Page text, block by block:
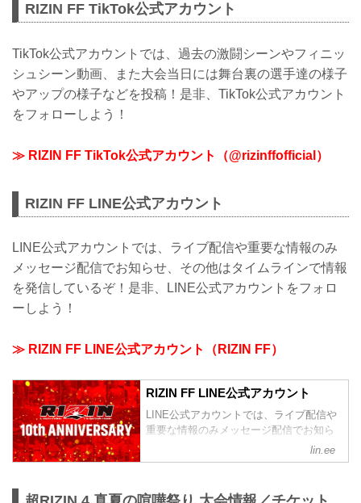
RIZIN FF TikTok公式アカウント
TikTok公式アカウントでは、過去の激闘シーンやフィニッ
シュシーン動画、また大会当日には舞台裏の選手達の様子
やアップの様子などを投稿！是非、TikTok公式アカウント
をフォローしよう！
≫ RIZIN FF TikTok公式アカウント（@rizinffofficial）
RIZIN FF LINE公式アカウント
LINE公式アカウントでは、ライブ配信や重要な情報のみ
メッセージ配信でお知らせ、その他はタイムラインで情報
を発信しているぞ！是非、LINE公式アカウントをフォロ
ーしよう！
≫ RIZIN FF LINE公式アカウント（RIZIN FF）
RIZIN FF LINE公式アカウント
LINE公式アカウントでは、ライブ配信や
重要な情報のみメッセージ配信でお知ら
せ、その他はタイムラインで情報を発信
しているぞ！是非、LINE公式アカウント
lin.ee